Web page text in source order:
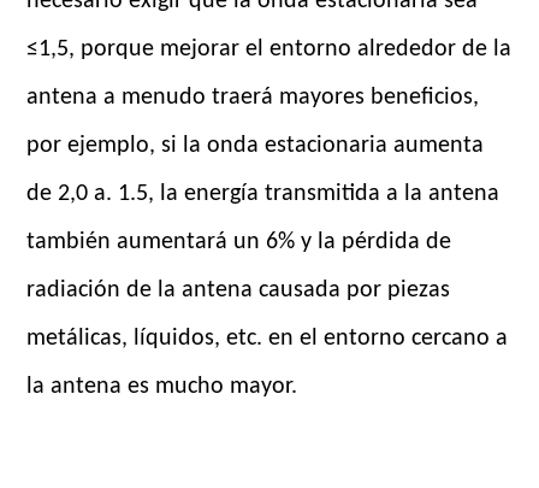
≤1,5, porque mejorar el entorno alrededor de la
antena a menudo traerá mayores beneficios,
por ejemplo, si la onda estacionaria aumenta
de 2,0 a. 1.5, la energía transmitida a la antena
también aumentará un 6% y la pérdida de
radiación de la antena causada por piezas
metálicas, líquidos, etc. en el entorno cercano a
la antena es mucho mayor.